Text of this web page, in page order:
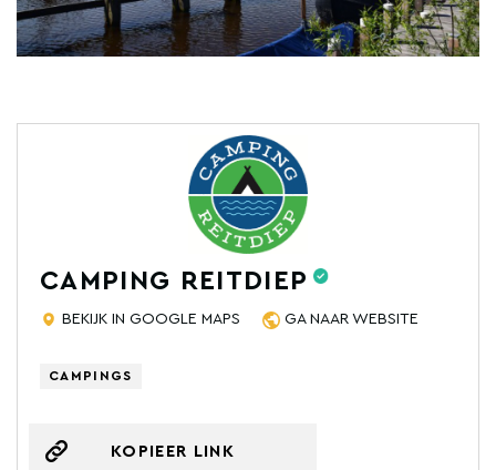
CAMPING REITDIEP
BEKIJK IN GOOGLE MAPS GA NAAR WEBSITE
CAMPINGS
KOPIEER LINK